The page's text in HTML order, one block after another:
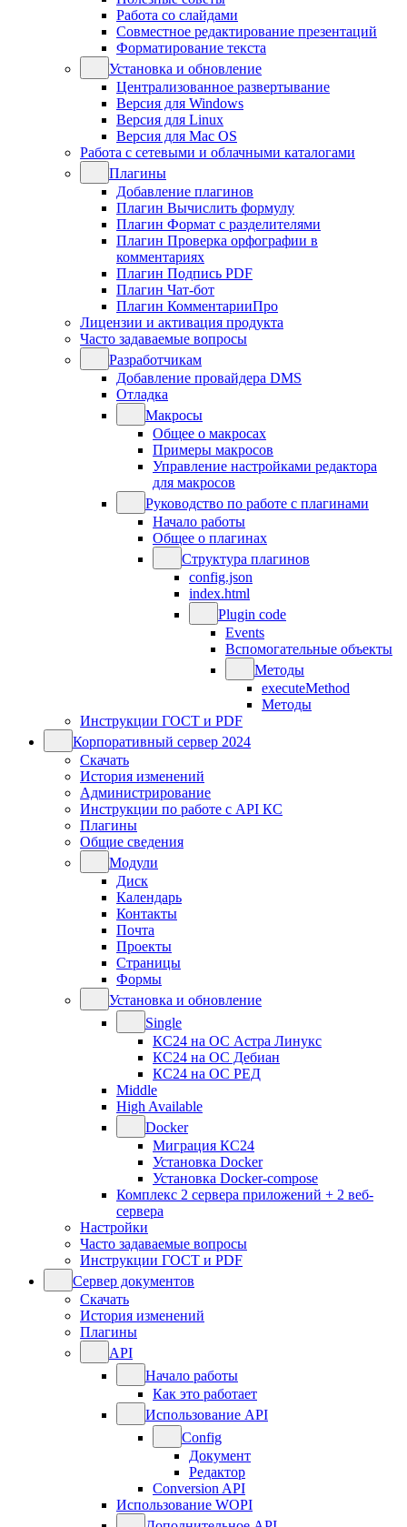
Работа со слайдами
Совместное редактирование презентаций
Форматирование текста
Установка и обновление
Централизованное развертывание
Версия для Windows
Версия для Linux
Версия для Mac OS
Работа с сетевыми и облачными каталогами
Плагины
Добавление плагинов
Плагин Вычислить формулу
Плагин Формат с разделителями
Плагин Проверка орфографии в
комментариях
Плагин Подпись PDF
Плагин Чат-бот
Плагин КомментарииПро
Лицензии и активация продукта
Часто задаваемые вопросы
Разработчикам
Добавление провайдера DMS
Отладка
Макросы
Общее о макросах
Примеры макросов
Управление настройками редактора
для макросов
Руководство по работе с плагинами
Начало работы
Общее о плагинах
Структура плагинов
config.json
index.html
Plugin code
Events
Вспомогательные объекты
Методы
executeMethod
Методы
Инструкции ГОСТ и PDF
Корпоративный сервер 2024
Скачать
История изменений
Администрирование
Инструкции по работе с API КС
Плагины
Общие сведения
Модули
Диск
Календарь
Контакты
Почта
Проекты
Страницы
Формы
Установка и обновление
Single
КС24 на ОС Астра Линукс
КС24 на ОС Дебиан
КС24 на ОС РЕД
Middle
High Available
Docker
Миграция КС24
Установка Docker
Установка Docker-compose
Комплекс 2 сервера приложений + 2 веб-
сервера
Настройки
Часто задаваемые вопросы
Инструкции ГОСТ и PDF
Сервер документов
Скачать
История изменений
Плагины
API
Начало работы
Как это работает
Использование API
Config
Документ
Редактор
Conversion API
Использование WOPI